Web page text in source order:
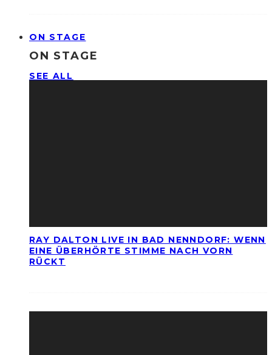
ON STAGE
ON STAGE
SEE ALL
RAY DALTON LIVE IN BAD NENNDORF: WENN
EINE ÜBERHÖRTE STIMME NACH VORN
RÜCKT